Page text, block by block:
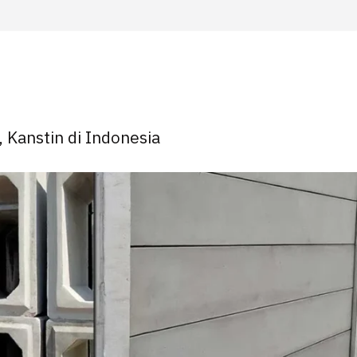
di Indonesia